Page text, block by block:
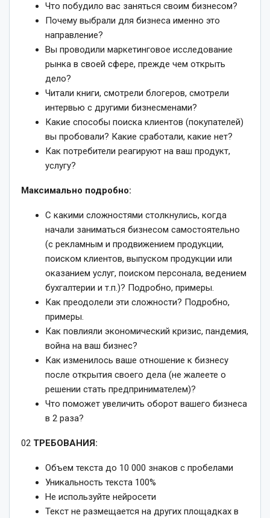
Что побудило вас заняться своим бизнесом?
Почему выбрали для бизнеса именно это
направление?
Вы проводили маркетинговое исследование
рынка в своей сфере, прежде чем открыть
дело?
Читали книги, смотрели блогеров, смотрели
интервью с другими бизнесменами?
Какие способы поиска клиентов (покупателей)
вы пробовали? Какие сработали, какие нет?
Как потребители реагируют на ваш продукт,
услугу?
Максимально подробно:
С какими сложностями столкнулись, когда
начали заниматься бизнесом самостоятельно
(с рекламным и продвижением продукции,
поиском клиентов, выпуском продукции или
оказанием услуг, поиском персонала, ведением
бухгалтерии и т.п.)? Подробно, примеры.
Как преодолели эти сложности? Подробно,
примеры.
Как повлияли экономический кризис, пандемия,
война на ваш бизнес?
Как изменилось ваше отношение к бизнесу
после открытия своего дела (не жалеете о
решении стать предпринимателем)?
Что поможет увеличить оборот вашего бизнеса
в 2 раза?
02 ТРЕБОВАНИЯ:
Объем текста до 10 000 знаков с пробелами
Уникальность текста 100%
Не используйте нейросети
Текст не размещается на других площадках в